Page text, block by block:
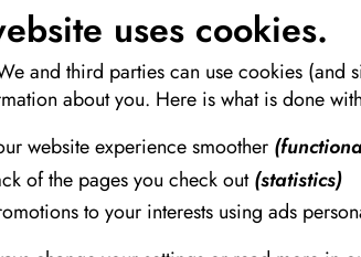
uses cookies.
and third parties can use cookies (and
about you. Here is what is done
website experience smoother
of the pages you check out(statistics)
to your interests using ads
de la plus haute qualité pour le modelage, le